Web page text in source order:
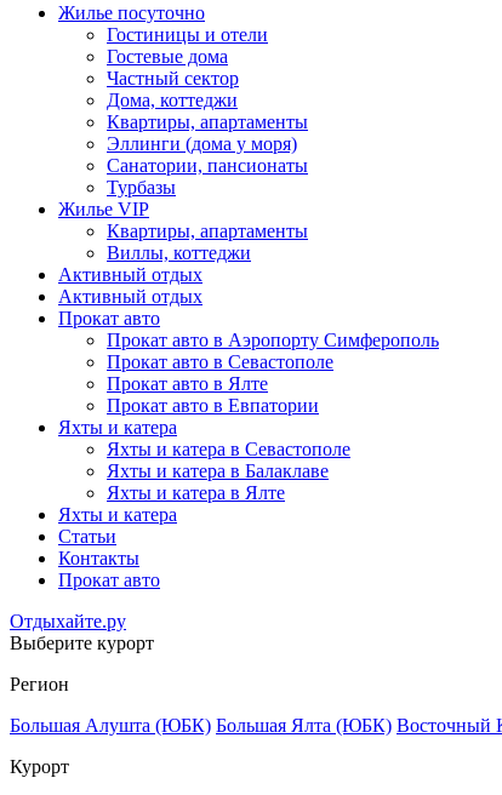
Жилье посуточно
Гостиницы и отели
Гостевые дома
Частный сектор
Дома, коттеджи
Квартиры, апартаменты
Эллинги (дома у моря)
Санатории, пансионаты
Турбазы
Жилье VIP
Квартиры, апартаменты
Виллы, коттеджи
Активный отдых
Активный отдых
Прокат авто
Прокат авто в Аэропорту Симферополь
Прокат авто в Севастополе
Прокат авто в Ялте
Прокат авто в Евпатории
Яхты и катера
Яхты и катера в Севастополе
Яхты и катера в Балаклаве
Яхты и катера в Ялте
Яхты и катера
Статьи
Контакты
Прокат авто
Отдыхайте.ру
Выберите курорт
Регион
Большая Алушта (ЮБК) Большая Ялта (ЮБК) Восточный
Курорт